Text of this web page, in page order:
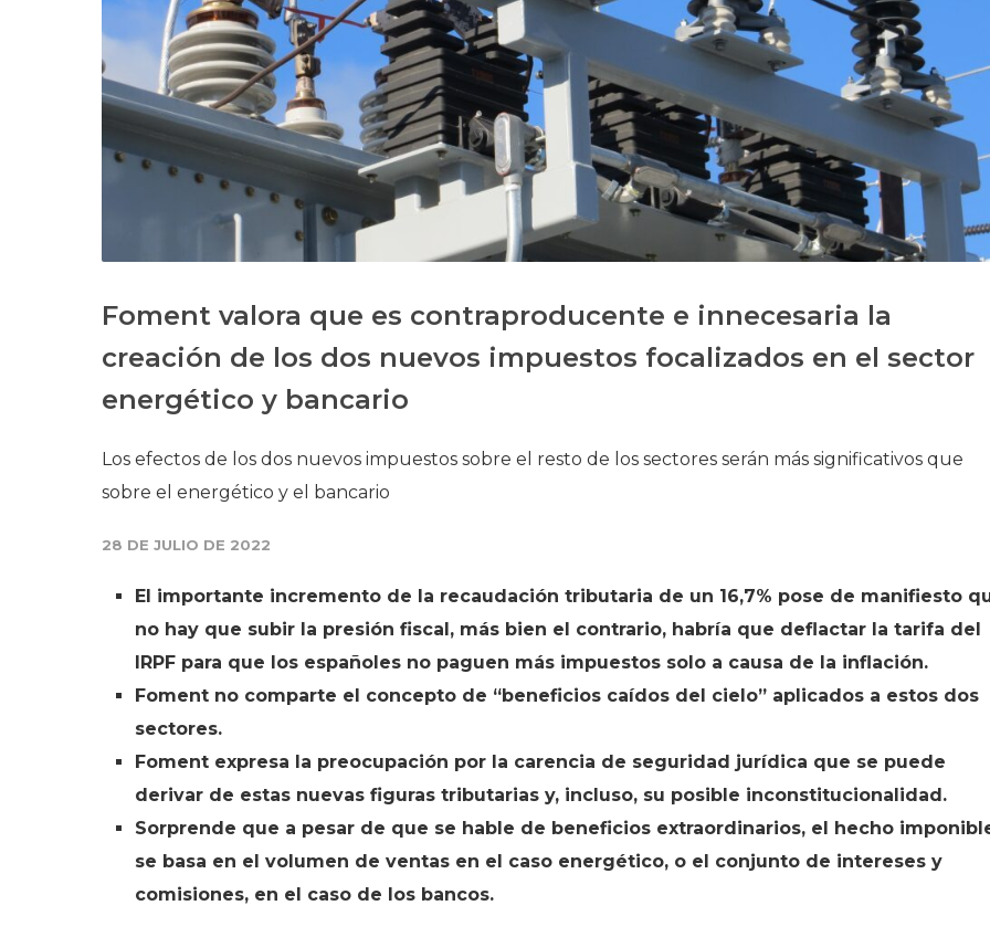
Organizaciones territoriales
Conoce más
Historia
Galería de Presidentes
Biblioteca Archivo
Sede Social
Foment valora que es contraproducente e innecesaria la
creación de los dos nuevos impuestos focalizados en el sector
energético y bancario
Los efectos de los dos nuevos impuestos sobre el resto de los sectores serán más significativos que
sobre el energético y el bancario
28 DE JULIO DE 2022
El importante incremento de la recaudación tributaria de un 16,7% pose de manifiesto
no hay que subir la presión fiscal, más bien el contrario, habría que deflactar la tarifa del
IRPF para que los españoles no paguen más impuestos solo a causa de la inflación.
Foment no comparte el concepto de “beneficios caídos del cielo” aplicados a estos dos
sectores.
Foment expresa la preocupación por la carencia de seguridad jurídica que se puede
derivar de estas nuevas figuras tributarias y, incluso, su posible inconstitucionalidad.
Sorprende que a pesar de que se hable de beneficios extraordinarios, el hecho
se basa en el volumen de ventas en el caso energético, o el conjunto de intereses y
comisiones, en el caso de los bancos.